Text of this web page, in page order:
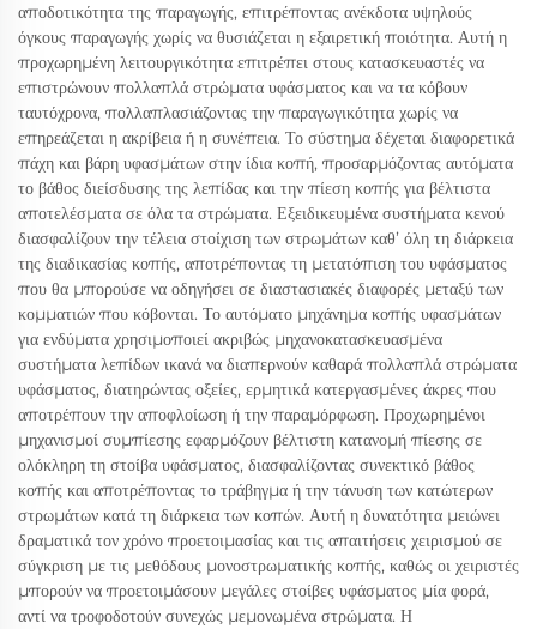
αποδοτικότητα της παραγωγής, επιτρέποντας ανέκδοτα υψηλούς
όγκους παραγωγής χωρίς να θυσιάζεται η εξαιρετική ποιότητα. Αυτή η
προχωρημένη λειτουργικότητα επιτρέπει στους κατασκευαστές να
επιστρώνουν πολλαπλά στρώματα υφάσματος και να τα κόβουν
ταυτόχρονα, πολλαπλασιάζοντας την παραγωγικότητα χωρίς να
επηρεάζεται η ακρίβεια ή η συνέπεια. Το σύστημα δέχεται διαφορετικά
πάχη και βάρη υφασμάτων στην ίδια κοπή, προσαρμόζοντας αυτόματα
το βάθος διείσδυσης της λεπίδας και την πίεση κοπής για βέλτιστα
αποτελέσματα σε όλα τα στρώματα. Εξειδικευμένα συστήματα κενού
διασφαλίζουν την τέλεια στοίχιση των στρωμάτων καθ’ όλη τη διάρκεια
της διαδικασίας κοπής, αποτρέποντας τη μετατόπιση του υφάσματος
που θα μπορούσε να οδηγήσει σε διαστασιακές διαφορές μεταξύ των
κομματιών που κόβονται. Το αυτόματο μηχάνημα κοπής υφασμάτων
για ενδύματα χρησιμοποιεί ακριβώς μηχανοκατασκευασμένα
συστήματα λεπίδων ικανά να διαπερνούν καθαρά πολλαπλά στρώματα
υφάσματος, διατηρώντας οξείες, ερμητικά κατεργασμένες άκρες που
αποτρέπουν την αποφλοίωση ή την παραμόρφωση. Προχωρημένοι
μηχανισμοί συμπίεσης εφαρμόζουν βέλτιστη κατανομή πίεσης σε
ολόκληρη τη στοίβα υφάσματος, διασφαλίζοντας συνεκτικό βάθος
κοπής και αποτρέποντας το τράβηγμα ή την τάνυση των κατώτερων
στρωμάτων κατά τη διάρκεια των κοπών. Αυτή η δυνατότητα μειώνει
δραματικά τον χρόνο προετοιμασίας και τις απαιτήσεις χειρισμού σε
σύγκριση με τις μεθόδους μονοστρωματικής κοπής, καθώς οι χειριστές
μπορούν να προετοιμάσουν μεγάλες στοίβες υφάσματος μία φορά,
αντί να τροφοδοτούν συνεχώς μεμονωμένα στρώματα. Η